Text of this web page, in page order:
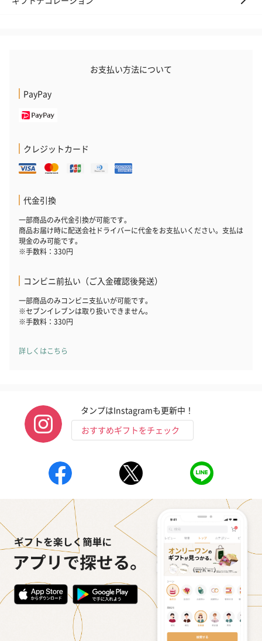
お支払い方法について
PayPay
クレジットカード
代金引換
一部商品のみ代金引換が可能です。
商品お届け時に配送会社ドライバーに代金をお支払いください。支払は
現金のみ可能です。
※手数料：330円
コンビニ前払い（ご入金確認後発送）
一部商品のみコンビニ支払いが可能です。
※セブンイレブンは取り扱いできません。
※手数料：330円
詳しくはこちら
タンプはInstagramも更新中！
おすすめギフトをチェック